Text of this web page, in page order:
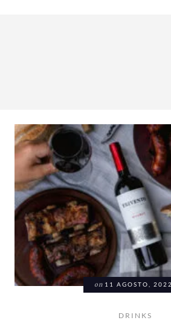
on 11 AGOSTO, 2022
DRINKS